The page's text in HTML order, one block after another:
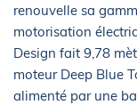
renouvelle sa
motorisation
Design fait 9,78
moteur Deep Blue
alimenté par une